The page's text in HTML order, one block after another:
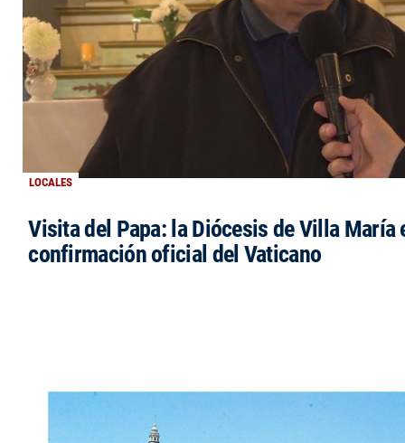
LOCALES
Visita del Papa: la Diócesis de Villa María
confirmación oficial del Vaticano